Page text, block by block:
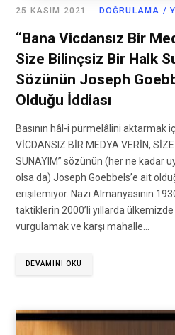
DOĞRULAMA /
25 KASIM 2021
“Bana Vicdansız Bir
Size Bilinçsiz Bir Halk
Sözünün Joseph
Olduğu İddiası
Basının hâl-i pürmelâlini aktarmak
VİCDANSIZ BİR MEDYA VERİN,
SUNAYIM” sözünün (her ne kadar
olsa da) Joseph Goebbels’e ait
erişilemiyor. Nazi Almanyasının
taktiklerin 2000’li yıllarda
vurgulamak ve karşı mahalle…
DEVAMINI OKU